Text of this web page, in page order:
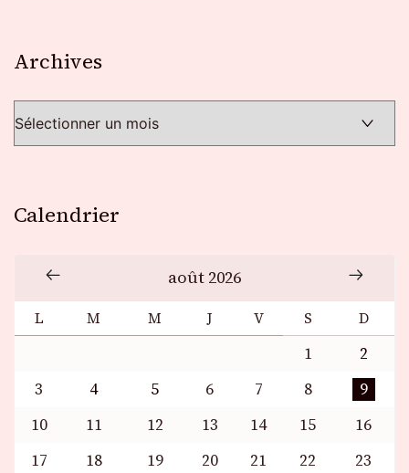
Archives
Calendrier
août 2026
L M M J V S D
1
2
3
4 5 6 7 8
9
10
11 12 13 14 15
16
17
18 19 20 21 22
23